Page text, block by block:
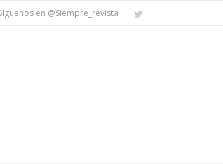
en @Siempre_revista